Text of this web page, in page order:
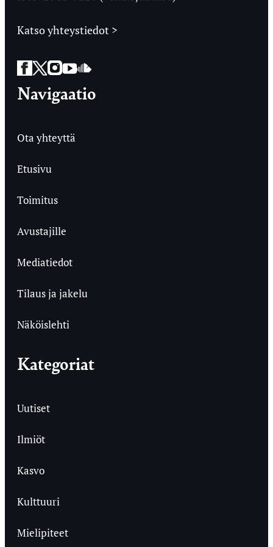
Katso yhteystiedot >
Facebook
Twitter
Instagram
YouTube
SoundCloud
Navigaatio
Ota yhteyttä
Etusivu
Toimitus
Avustajille
Mediatiedot
Tilaus ja jakelu
Näköislehti
Kategoriat
Uutiset
Ilmiöt
Kasvo
Kulttuuri
Mielipiteet